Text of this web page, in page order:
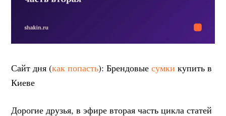
Сайт дня (как попасть): Брендовыесумки купить в
Киеве
Дорогие друзья, в эфире вторая часть цикла статей